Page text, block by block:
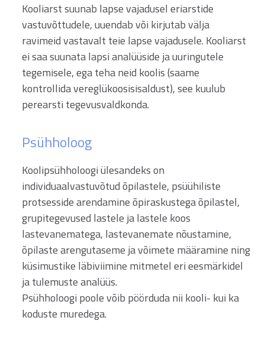
Kooliarst suunab lapse vajadusel eriarstide
vastuvõttudele, uuendab või kirjutab välja
ravimeid vastavalt teie lapse vajadusele. Kooliarst
ei saa suunata lapsi analüüside ja uuringutele
tegemisele, ega teha neid koolis (saame
kontrollida vereglükoosisisaldust), see kuulub
perearsti tegevusvaldkonda.
Psühholoog
Koolipsühholoogi ülesandeks on
individuaalvastuvõtud õpilastele, psüühiliste
protsesside arendamine õpiraskustega õpilastel,
grupitegevused lastele ja lastele koos
lastevanematega, lastevanemate nõustamine,
õpilaste arengutaseme ja võimete määramine ning
küsimustike läbiviimine mitmetel eri eesmärkidel
ja tulemuste analüüs.
Psühholoogi poole võib pöörduda nii kooli- kui ka
koduste muredega.